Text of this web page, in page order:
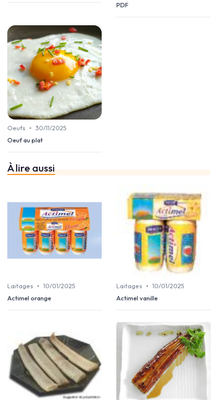
PDF
Oeufs • 30/11/2025
Oeuf au plat
À lire aussi
Laitages • 10/01/2025
Actimel orange
Laitages • 10/01/2025
Actimel vanille